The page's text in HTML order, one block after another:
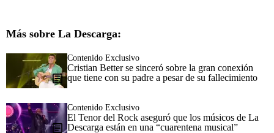
Más sobre La Descarga:
Contenido Exclusivo
Cristian Better se sinceró sobre la gran conexión
que tiene con su padre a pesar de su fallecimiento
Contenido Exclusivo
El Tenor del Rock aseguró que los músicos de La
Descarga están en una “cuarentena musical”